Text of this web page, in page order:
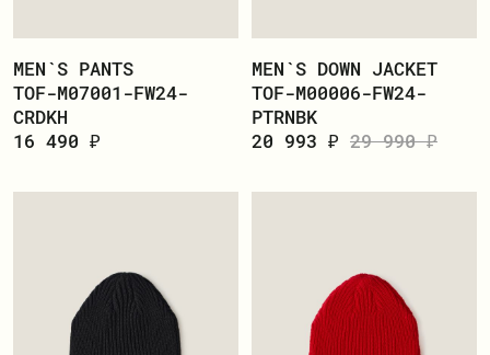
MEN`S PANTS
TOF-M07001-FW24-
CRDKH
16 490 ₽
MEN`S DOWN JACKET
TOF-M00006-FW24-
PTRNBK
20 993 ₽ 29 990 ₽